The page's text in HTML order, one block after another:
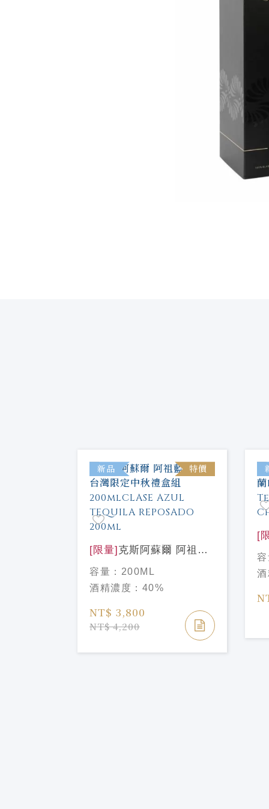
新品 特價
[限量] 克斯阿蘇爾 阿祖藍
龍舌蘭 台灣限定中秋禮盒
組200mlCLASE AZUL
TEQUILA REPOSADO
200ml
容量： 200ML
酒精濃度： 40%
NT$ 3,800
NT$ 4,200
[